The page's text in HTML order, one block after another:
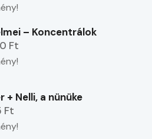
– Koncentrálok
Ft
+ Nelli, a nünüke
Ft